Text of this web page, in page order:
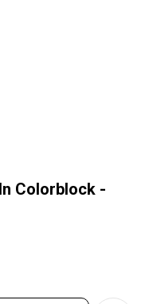
Colorblock -